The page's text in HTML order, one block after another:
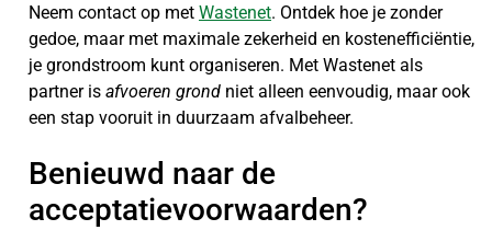
Neem contact op met Wastenet. Ontdek hoe je zonder
gedoe, maar met maximale zekerheid en kostenefficiëntie,
je grondstroom kunt organiseren. Met Wastenet als
partner is afvoeren grond niet alleen eenvoudig, maar ook
een stap vooruit in duurzaam afvalbeheer.
Benieuwd naar de
acceptatievoorwaarden?